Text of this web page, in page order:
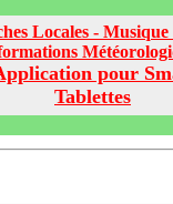
Locales - Musique
pour
Tablettes